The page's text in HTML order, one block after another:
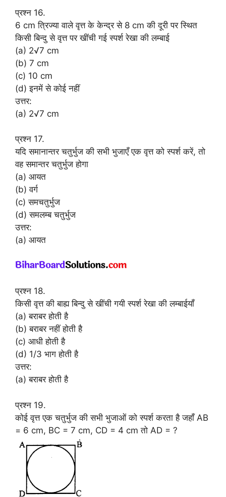
प्रश्न 16.
6 cm त्रिज्या वाले वृत्त के केन्द्र से 8 cm की दूरी पर स्थित
किसी बिन्दु से वृत्त पर खींची गई स्पर्श रेखा की लम्बाई
(a) 2√7 cm
(b) 7 cm
(c) 10 cm
(d) इनमें से कोई नहीं
उत्तर:
(a) 2√7 cm
प्रश्न 17.
यदि समानान्तर चतुर्भुज की सभी भुजाएँ एक वृत्त को स्पर्श करें, तो
वह समान्तर चतुर्भुज होगा
(a) आयत
(b) वर्ग
(c) समचतुर्भुज
(d) समलम्ब चतुर्भुज
उत्तर:
(a) आयत
प्रश्न 18.
किसी वृत्त की बाह्य बिन्दु से खींची गयी स्पर्श रेखा की लम्बाईयाँ
(a) बराबर होती है
(b) बराबर नहीं होती है
(c) आधी होती है
(d) 1/3 भाग होती है
उत्तर:
(a) बराबर होती है
प्रश्न 19.
कोई वृत्त एक चतुर्भुज की सभी भुजाओं को स्पर्श करता है जहाँ AB
= 6 cm, BC = 7 cm, CD = 4 cm तो AD = ?